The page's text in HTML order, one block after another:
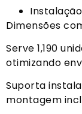
Dimensões
Serve 1,190
otimizando
Suporta
montagem